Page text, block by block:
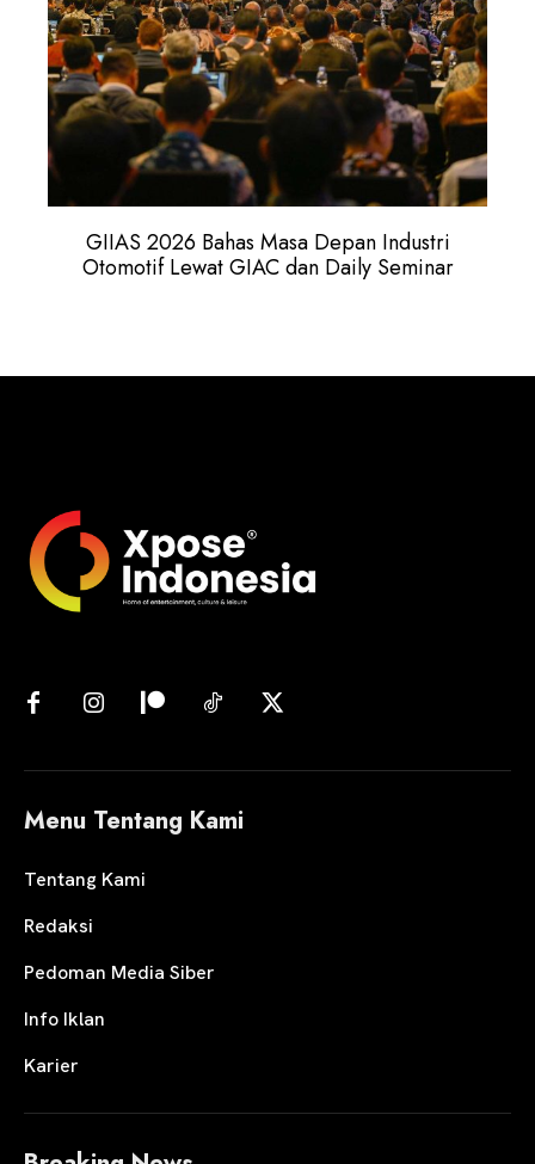
GIIAS 2026 Bahas Masa Depan Industri
Otomotif Lewat GIAC dan Daily Seminar
Menu Tentang Kami
Tentang Kami
Redaksi
Pedoman Media Siber
Info Iklan
Karier